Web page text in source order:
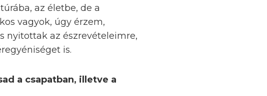
az életbe, de a
vagyok, úgy érzem,
nyitottak az észrevételeimre,
is.
a csapatban, illetve a